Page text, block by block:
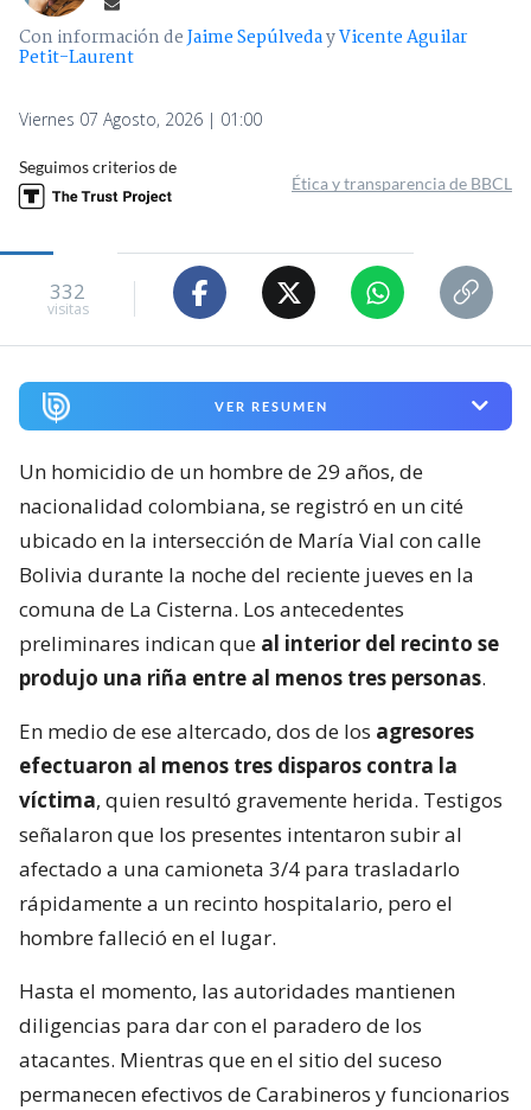
Con información deJaime SepúlvedayVicente Aguilar
Petit-Laurent
Viernes 07 Agosto, 2026 | 01:00
Seguimos criterios de
Ética y transparencia de BBCL
332
visitas
VER RESUMEN
Un homicidio de un hombre de 29 años, de
nacionalidad colombiana, se registró en un cité
ubicado en la intersección de María Vial con calle
Bolivia durante la noche del reciente jueves en la
comuna de La Cisterna. Los antecedentes
preliminares indican que al interior del recinto se
produjo una riña entre al menos tres personas.
En medio de ese altercado, dos de los agresores
efectuaron al menos tres disparos contra la
víctima, quien resultó gravemente herida. Testigos
señalaron que los presentes intentaron subir al
afectado a una camioneta 3/4 para trasladarlo
rápidamente a un recinto hospitalario, pero el
hombre falleció en el lugar.
Hasta el momento, las autoridades mantienen
diligencias para dar con el paradero de los
atacantes. Mientras que en el sitio del suceso
permanecen efectivos de Carabineros y funcionarios